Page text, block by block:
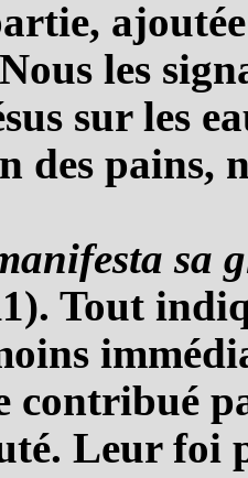
les
sur les
pains,
sa
Tout
contribué
Leur foi